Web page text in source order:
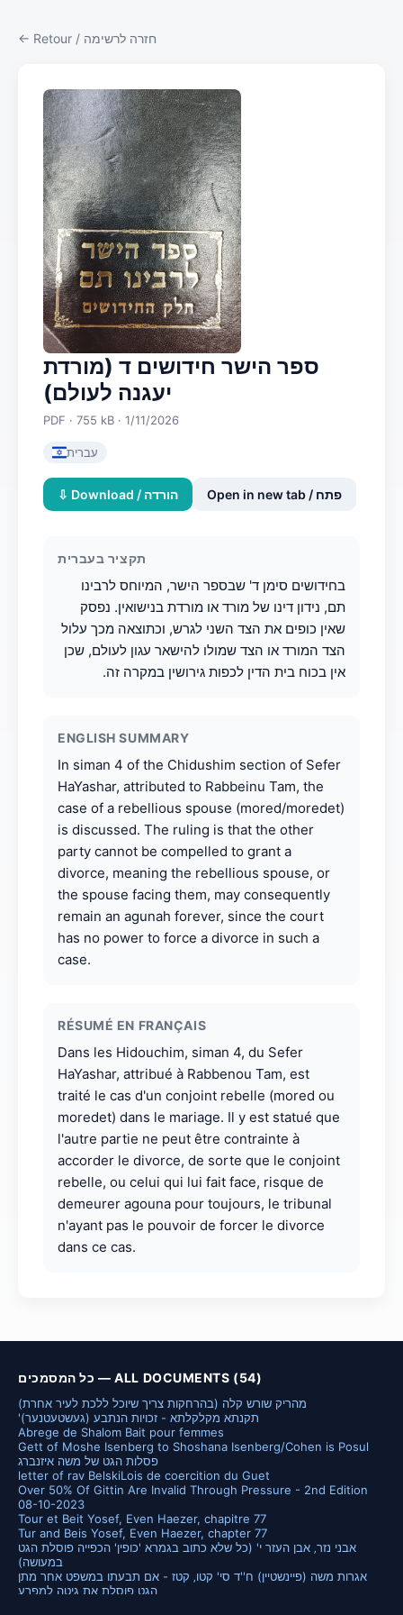
← Retour / חזרה לרשימה
ספר הישר חידושים ד (מורדת
יעגנה לעולם)
PDF · 755 kB · 1/11/2026
עברית
⇩ Download / הורדה Open in new tab / פתח
תקציר בעברית
בחידושים סימן ד' שבספר הישר, המיוחס לרבינו
תם, נידון דינו של מורד או מורדת בנישואין. נפסק
שאין כופים את הצד השני לגרש, וכתוצאה מכך עלול
הצד המורד או הצד שמולו להישאר עגון לעולם, שכן
אין בכוח בית הדין לכפות גירושין במקרה זה.
ENGLISH SUMMARY
In siman 4 of the Chidushim section of Sefer
HaYashar, attributed to Rabbeinu Tam, the
case of a rebellious spouse (mored/moredet)
is discussed. The ruling is that the other
party cannot be compelled to grant a
divorce, meaning the rebellious spouse, or
the spouse facing them, may consequently
remain an agunah forever, since the court
has no power to force a divorce in such a
case.
RÉSUMÉ EN FRANÇAIS
Dans les Hidouchim, siman 4, du Sefer
HaYashar, attribué à Rabbenou Tam, est
traité le cas d'un conjoint rebelle (mored ou
moredet) dans le mariage. Il y est statué que
l'autre partie ne peut être contrainte à
accorder le divorce, de sorte que le conjoint
rebelle, ou celui qui lui fait face, risque de
demeurer agouna pour toujours, le tribunal
n'ayant pas le pouvoir de forcer le divorce
dans ce cas.
כל המסמכים — ALL DOCUMENTS (54)
מהריק שורש קלה (בהרחקות צריך שיוכל ללכת לעיר אחרת)
'תקנתא מקלקלתא - זכויות הנתבע (געשטעטנער)
Abrege de Shalom Bait pour femmes
Gett of Moshe Isenberg to Shoshana Isenberg/Cohen is Posul
פסלות הגט של משה איזנברג
letter of rav BelskiLois de coercition du Guet
Over 50% Of Gittin Are Invalid Through Pressure - 2nd Edition
08-10-2023
Tour et Beit Yosef, Even Haezer, chapitre 77
Tur and Beis Yosef, Even Haezer, chapter 77
אבני נזר‚ אבן העזר י' (כל שלא כתוב בגמרא 'כופין' הכפייה פוסלת הגט
במעושה)
אגרות משה (פיינשטיין) ח''ד סי' קטו‚ קטז - אם תבעתו במשפט אחר מתן
הגט פוסלת את גיטה למפרע